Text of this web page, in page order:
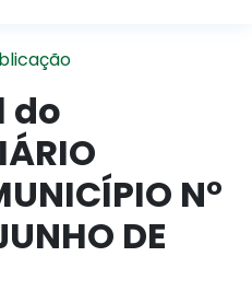
do
N°
DE